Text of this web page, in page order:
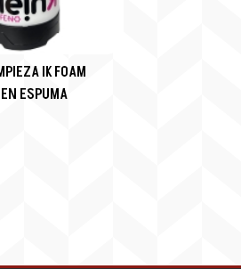
IK FOAM
ESPUMA